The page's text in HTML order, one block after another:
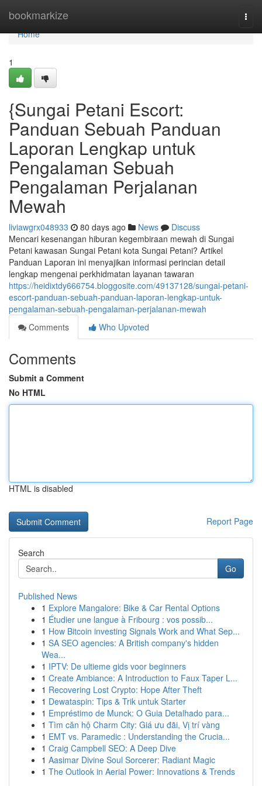
bookmarkize
Home
Home
1
{Sungai Petani Escort:
Panduan Sebuah Panduan
Laporan Lengkap untuk
Pengalaman Sebuah
Pengalaman Perjalanan
Mewah
liviawgrx048933 80 days ago News
Discuss
Mencari kesenangan hiburan kegembiraan mewah di Sungai
Petani kawasan Sungai Petani kota Sungai Petani? Artikel
Panduan Laporan ini menyajikan informasi perincian detail
lengkap mengenai perkhidmatan layanan tawaran
https://heidixtdy666754.bloggosite.com/49137128/sungai-petani-
escort-panduan-sebuah-panduan-laporan-lengkap-untuk-
pengalaman-sebuah-pengalaman-perjalanan-mewah
Comments
Who Upvoted
Comments
Submit a Comment
No HTML
HTML is disabled
Report Page
Search
Go
Published News
1 Explore Mangalore: Bike & Car Rental Options
1 Étudier une langue à Fribourg : vos possib...
1 How Bitcoin investing Signals Work and What Sep...
1 SA SEO agencies: A British company's hidden
Wea...
1 IPTV: De ultieme gids voor beginners
1 Create Ambiance: A Introduction to Faux Taper L...
1 Recovering Lost Crypto: Hope After Theft
1 Dewataspin: Tips & Trik untuk Starter
1 Empréstimo de Munck: O Guia Detalhado para...
1 Tìm căn hộ Charm City: Giá ưu đãi, Vị trí vàng
1 EMT vs. Paramedic : Understanding the Crucia...
1 Craig Campbell SEO: A Deep Dive
1 Aasimar Divine Soul Sorcerer: Radiant Magic
1 The Outlook in Aerial Power: Innovations & Trends